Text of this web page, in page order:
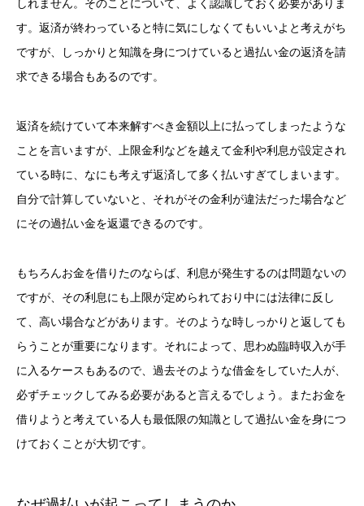
しれません。そのことについて、よく認識しておく必要がありま
す。返済が終わっていると特に気にしなくてもいいよと考えがち
ですが、しっかりと知識を身につけていると過払い金の返済を請
求できる場合もあるのです。
返済を続けていて本来解すべき金額以上に払ってしまったような
ことを言いますが、上限金利などを越えて金利や利息が設定され
ている時に、なにも考えず返済して多く払いすぎてしまいます。
自分で計算していないと、それがその金利が違法だった場合など
にその過払い金を返還できるのです。
もちろんお金を借りたのならば、利息が発生するのは問題ないの
ですが、その利息にも上限が定められており中には法律に反し
て、高い場合などがあります。そのような時しっかりと返しても
らうことが重要になります。それによって、思わぬ臨時収入が手
に入るケースもあるので、過去そのような借金をしていた人が、
必ずチェックしてみる必要があると言えるでしょう。またお金を
借りようと考えている人も最低限の知識として過払い金を身につ
けておくことが大切です。